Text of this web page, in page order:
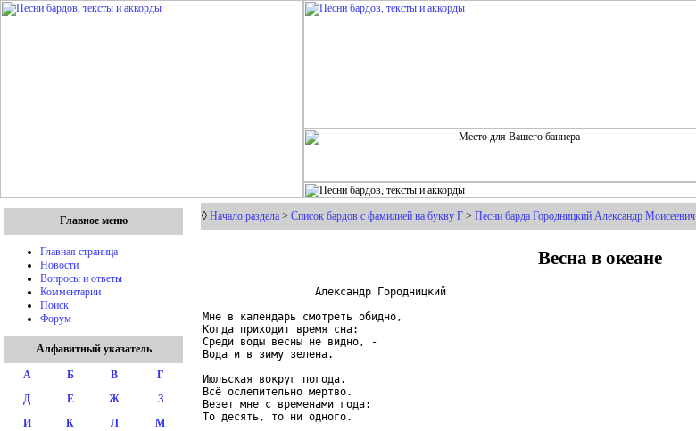
Главное меню
Главная страница
Новости
Вопросы и ответы
Комментарии
Поиск
Форум
Алфавитный указатель
А Б В
Г
Д
Е Ж
З
И
К Л
М
◊ Начало раздела > Список бардов с фамилией на букву Г > Песни барда Городницкий Александр Моисеевич
Весна в океане
                  Александр Городницкий
Мне в календарь смотреть обидно,
Когда приходит время сна:
Среди воды весны не видно, -
Вода и в зиму зелена.
Июльская вокруг погода.
Всё ослепительно мертво.
Везет мне с временами года:
То десять, то ни одного.